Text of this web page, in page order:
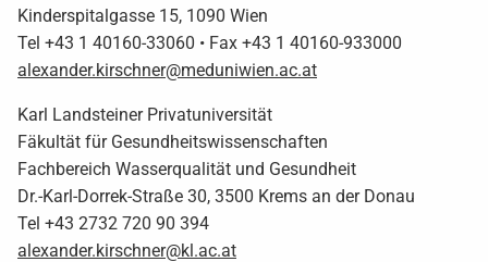
Kinderspitalgasse 15, 1090 Wien
Tel +43 1 40160-33060 • Fax +43 1 40160-933000
alexander.kirschner@meduniwien.ac.at
Karl Landsteiner Privatuniversität
Fäkultät für Gesundheitswissenschaften
Fachbereich Wasserqualität und Gesundheit
Dr.-Karl-Dorrek-Straße 30, 3500 Krems an der Donau
Tel +43 2732 720 90 394
alexander.kirschner@kl.ac.at